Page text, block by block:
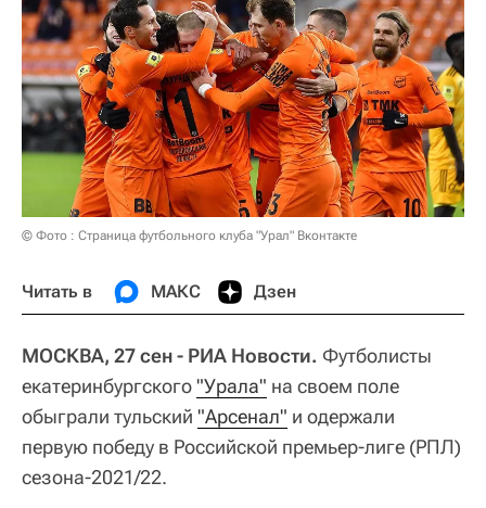
© Фото : Страница футбольного клуба "Урал" Вконтакте
Читать в МАКС Дзен
МОСКВА, 27 сен - РИА Новости. Футболисты
екатеринбургского"Урала" на своем поле
обыграли тульский "Арсенал" и одержали
первую победу в Российской премьер-лиге (РПЛ)
сезона-2021/22.